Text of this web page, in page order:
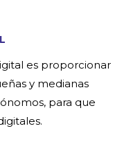
es proporcionar
y medianas
para que